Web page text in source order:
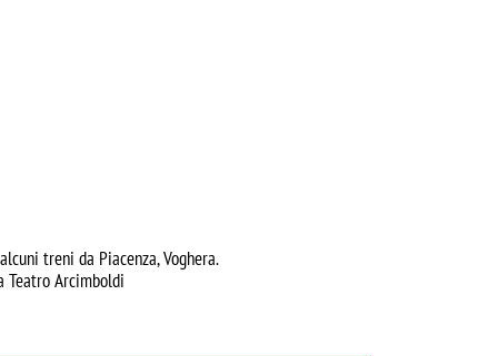
treni da Piacenza, Voghera.
Arcimboldi